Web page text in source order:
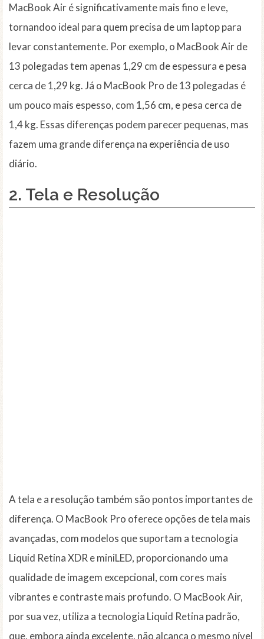
MacBook Air é significativamente mais fino e leve,
tornandoo ideal para quem precisa de um laptop para
levar constantemente. Por exemplo, o MacBook Air de
13 polegadas tem apenas 1,29 cm de espessura e pesa
cerca de 1,29 kg. Já o MacBook Pro de 13 polegadas é
um pouco mais espesso, com 1,56 cm, e pesa cerca de
1,4 kg. Essas diferenças podem parecer pequenas, mas
fazem uma grande diferença na experiência de uso
diário.
2. Tela e Resolução
A tela e a resolução também são pontos importantes de
diferença. O MacBook Pro oferece opções de tela mais
avançadas, com modelos que suportam a tecnologia
Liquid Retina XDR e miniLED, proporcionando uma
qualidade de imagem excepcional, com cores mais
vibrantes e contraste mais profundo. O MacBook Air,
por sua vez, utiliza a tecnologia Liquid Retina padrão,
que, embora ainda excelente, não alcança o mesmo nível